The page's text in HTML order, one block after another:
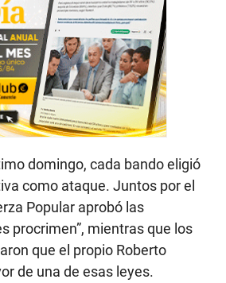
domingo, cada bando eligió
como ataque. Juntos por el
Popular aprobó las
procrimen”, mientras que los
que el propio Roberto
de una de esas leyes.